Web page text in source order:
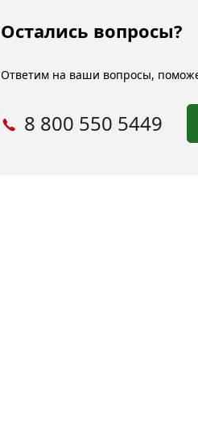
Остались вопросы?
Ответим на ваши вопросы,
8 800 550 5449